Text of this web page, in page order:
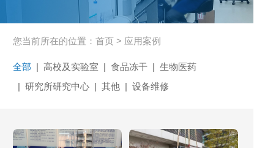
新闻动态
关于我们
您当前所在的位置： 首页 > 应用案例
全部 | 高校及实验室 | 食品冻干 | 生物医药
| 研究所研究中心 | 其他 | 设备维修